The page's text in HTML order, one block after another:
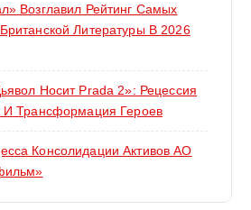
Возглавил Рейтинг Самых
Литературы В 2026
Носит Prada 2»: Рецессия
И Трансформация Героев
Консолидации Активов АО